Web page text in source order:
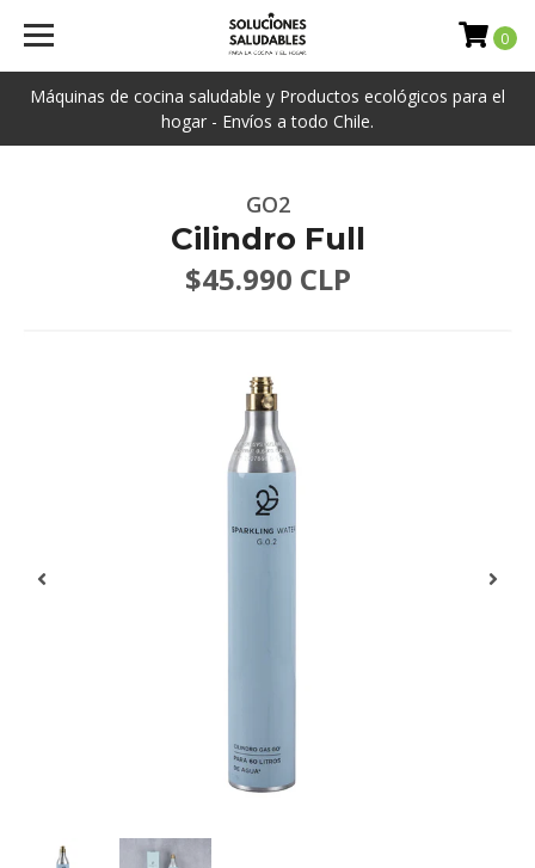
Máquinas de cocina saludable y Productos ecológicos para el
hogar - Envíos a todo Chile.
0
GO2
Cilindro Full
$45.990 CLP